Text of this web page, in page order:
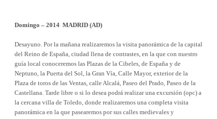
Domingo – 2014 MADRID (AD)
Desayuno. Por la mañana realizaremos la visita panorámica de la capital
del Reino de España, ciudad llena de contrastes, en la que con nuestro
guía local conoceremos las Plazas de la Cibeles, de España y de
Neptuno, la Puerta del Sol, la Gran Vía, Calle Mayor, exterior de la
Plaza de toros de las Ventas, calle Alcalá, Paseo del Prado, Paseo de la
Castellana. Tarde libre o si lo desea podrá realizar una excursión (opc) a
la cercana villa de Toledo, donde realizaremos una completa visita
panorámica en la que pasearemos por sus calles medievales y